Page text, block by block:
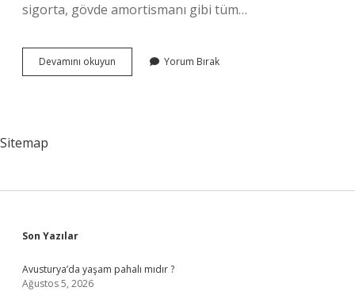
sigorta, gövde amortismanı gibi tüm…
Devamını okuyun
Binek
Yorum Bırak
Sitemap
Sidebar
Son Yazılar
Avusturya’da yaşam pahalı mıdır ?
Ağustos 5, 2026